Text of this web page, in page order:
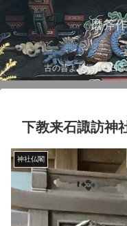
磨斧
古の昔より伝わる日
下教来石諏訪神
神社仏閣